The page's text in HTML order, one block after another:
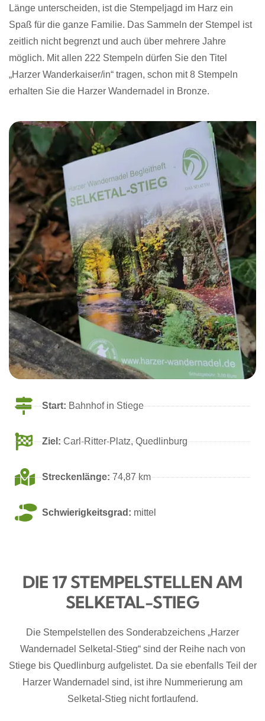
Länge unterscheiden, ist die Stempeljagd im Harz ein
Spaß für die ganze Familie. Das Sammeln der Stempel ist
zeitlich nicht begrenzt und auch über mehrere Jahre
möglich. Mit allen 222 Stempeln dürfen Sie den Titel
„Harzer Wanderkaiser/in“ tragen, schon mit 8 Stempeln
erhalten Sie die Harzer Wandernadel in Bronze.
Start:Bahnhof in Stiege
Ziel:Carl-Ritter-Platz, Quedlinburg
Streckenlänge:74,87 km
Schwierigkeitsgrad: mittel
DIE 17 STEMPELSTELLEN AM
SELKETAL-STIEG
Die Stempelstellen des Sonderabzeichens „Harzer
Wandernadel Selketal-Stieg“ sind der Reihe nach von
Stiege bis Quedlinburg aufgelistet. Da sie ebenfalls Teil der
Harzer Wandernadel sind, ist ihre Nummerierung am
Selketal-Stieg nicht fortlaufend.